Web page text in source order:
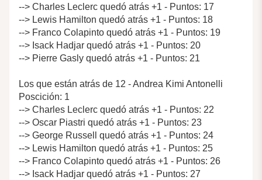
--> Charles Leclerc quedó atrás +1 - Puntos: 17
--> Lewis Hamilton quedó atrás +1 - Puntos: 18
--> Franco Colapinto quedó atrás +1 - Puntos: 19
--> Isack Hadjar quedó atrás +1 - Puntos: 20
--> Pierre Gasly quedó atrás +1 - Puntos: 21
Los que están atrás de 12 - Andrea Kimi Antonelli
Poscición: 1
--> Charles Leclerc quedó atrás +1 - Puntos: 22
--> Oscar Piastri quedó atrás +1 - Puntos: 23
--> George Russell quedó atrás +1 - Puntos: 24
--> Lewis Hamilton quedó atrás +1 - Puntos: 25
--> Franco Colapinto quedó atrás +1 - Puntos: 26
--> Isack Hadjar quedó atrás +1 - Puntos: 27